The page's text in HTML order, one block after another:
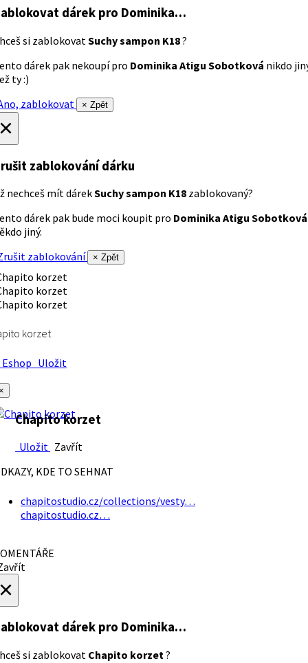
dárek pro Dominika…
si zablokovatSuchy sampon K18?
dárek pak nekoupí pro Dominika Atigu Sobotková nikdo
ty :)
zablokovat
× Zpět
zablokování dárku
nechceš mít dárekSuchy sampon K18 zablokovaný?
dárek pak bude moci koupit pro Dominika Atigu Sobotková
jiný.
zablokování
× Zpět
korzet
Uložit
Chapito korzet
Uložit Zavřít
KDE TO SEHNAT
chapitostudio.cz/collections/vesty…
chapitostudio.cz…
dárek pro Dominika…
si zablokovat Chapito korzet?